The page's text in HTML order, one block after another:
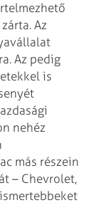
Az
Az pedig
is
nehéz
más részein
– Chevrolet,